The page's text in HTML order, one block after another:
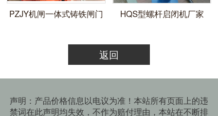
​PZJY机闸一体式铸铁闸门 HQS型螺杆启闭机厂家
返回
声明：产品价格信息以电议为准！本站所有页面上的违
禁词在此声明均失效，不作为赔付理由，本站在不断排